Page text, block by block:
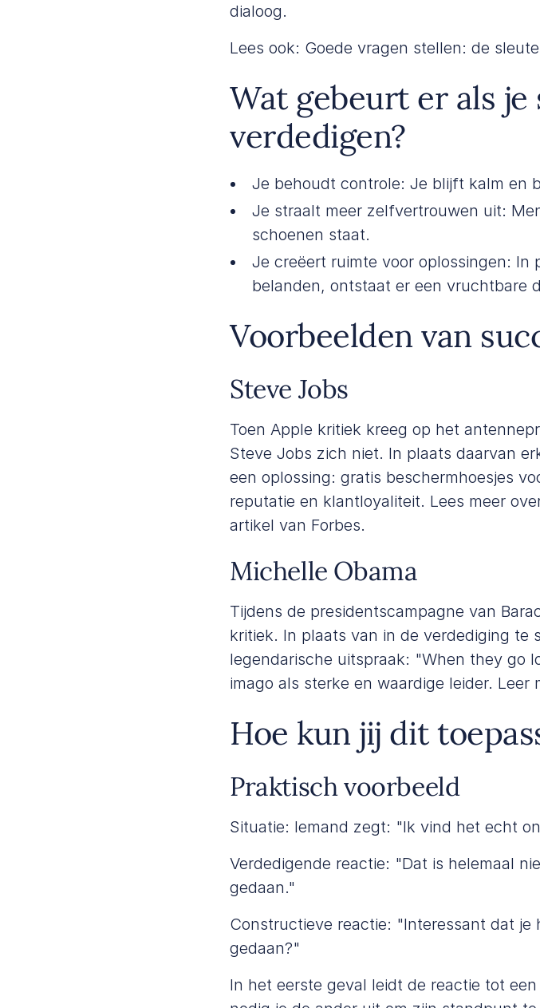
dialoog.
Lees ook: Goede vragen stellen: de
Wat gebeurt er als
verdedigen?
Je behoudt controle: Je blijft kalm en
Je straalt meer zelfvertrouwen uit:
schoenen staat.
Je creëert ruimte voor oplossingen:
belanden, ontstaat er een vruchtbare
Voorbeelden van
Steve Jobs
Toen Apple kritiek kreeg op het
Steve Jobs zich niet. In plaats daarvan
een oplossing: gratis beschermhoesjes
reputatie en klantloyaliteit. Lees meer
artikel van Forbes.
Michelle Obama
Tijdens de presidentscampagne van
kritiek. In plaats van in de verdediging te
legendarische uitspraak: "When they go
imago als sterke en waardige leider. Leer
Hoe kun jij dit
Praktisch voorbeeld
Situatie: Iemand zegt: "Ik vind het echt
Verdedigende reactie: "Dat is helemaal
gedaan."
Constructieve reactie: "Interessant dat je
gedaan?"
In het eerste geval leidt de reactie tot